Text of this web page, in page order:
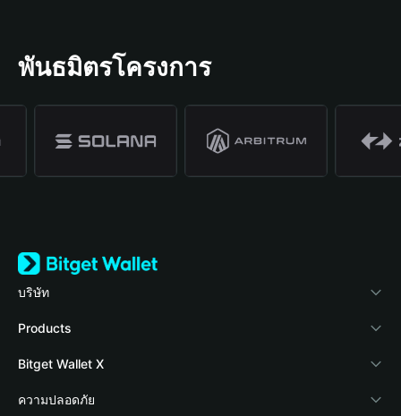
พันธมิตรโครงการ
บริษัท
เกี่ยวกับ Bitget Wallet
Blog
Academy
Products
Crypto Card
Stablecoin Earn
Bitget Wallet X
นักพัฒนา
ความปลอดภัย